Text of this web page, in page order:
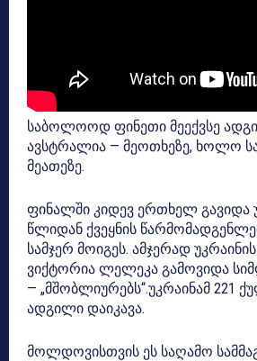
საბოლოოდ ფინეთი მეექვსე
ავსტრალია — მეოთხეზე, ხოლო
მეათეზე.
ფინალში კიდევ ერთხელ გავიდა
წლიდან ქვეყნის
სამჯერ მოიგეს. ამჯერად
ვიქტორია ლელეკა გამოვიდა
— „მშობლიურებს“.უკრაინამ 221
ადგილი დაიკავა.
მოლდოვისთვის ეს საღამო